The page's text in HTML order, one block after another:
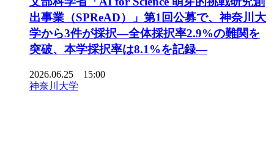
出事業（SPReAD）」第1回公募で、神奈川大
学から3件が採択―全体採択率2.9%の難関を
突破、本学採択率は8.1%を記録―
2026.06.25 15:00
神奈川大学